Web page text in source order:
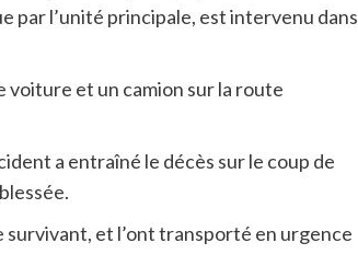
par l’unité principale, est intervenu dans
voiture et un camion sur la route
a entraîné le décès sur le coup de
survivant, et l’ont transporté en urgence